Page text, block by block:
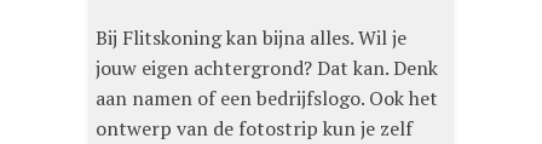
Bij Flitskoning kan bijna alles. Wil je
jouw eigen achtergrond? Dat kan. Denk
aan namen of een bedrijfslogo. Ook het
ontwerp van de fotostrip kun je zelf